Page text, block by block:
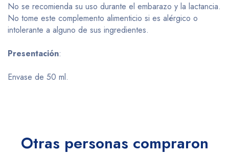
No se recomienda su uso durante el embarazo y la lactancia.
No tome este complemento alimenticio si es alérgico o
intolerante a alguno de sus ingredientes.
Presentación:
Envase de 50 ml.
Otras personas compraron